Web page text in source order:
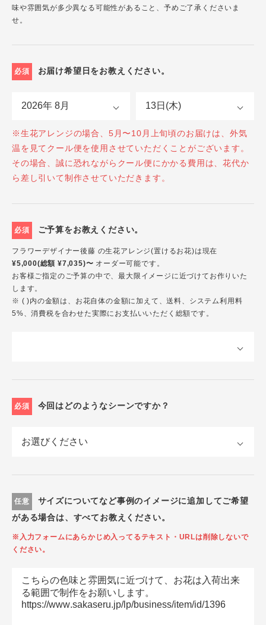
味や雰囲気が多少異なる可能性があること、予めご了承くださいま
せ。
必須 お届け希望日をお教えください。
※生花アレンジの場合、5月〜10月上旬頃のお届けは、外気
温を見てクール便を使用させていただくことがございます。
その場合、誠に恐れながらクール便にかかる費用は、花代か
ら差し引いて制作させていただきます。
必須 ご予算をお教えください。
フラワーデザイナー後藤 の生花アレンジ(置けるお花)は現在
¥5,000(総額 ¥7,035)〜 オーダー可能です。
お客様ご指定のご予算の中で、最大限イメージに近づけてお作りいた
します。
※ ( )内の金額は、お花自体の金額に加えて、送料、システム利用料
5%、消費税を合わせた実際にお支払いいただく総額です。
必須 今回はどのようなシーンですか？
任意
サイズについてなど事例のイメージに追加してご希望
がある場合は、すべてお教えください。
※入力フォームにあらかじめ入ってるテキスト・URLは削除しないで
ください。